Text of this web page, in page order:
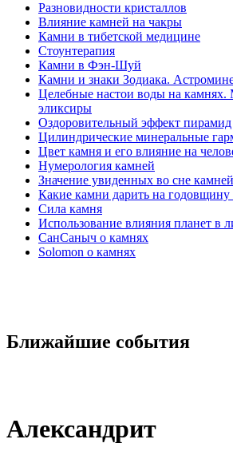
Разновидности кристаллов
Влияние камней на чакры
Камни в тибетской медицине
Стоунтерапия
Камни в Фэн-Шуй
Камни и знаки Зодиака.
Целебные настои воды на
эликсиры
Оздоровительный эффект пирамид
Цилиндрические минеральные
Цвет камня и его влияние на
Нумерология камней
Значение увиденных во сне камней
Какие камни дарить на годовщину
Cила камня
Использование влияния планет в
СанСаныч о камнях
Solomon о камнях
Ближайшие события
Александрит